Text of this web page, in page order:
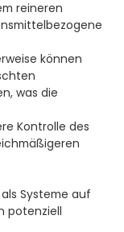
reineren
können
was die
Kontrolle des
Systeme auf
potenziell